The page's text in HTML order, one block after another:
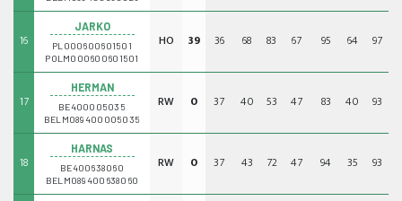
16
JARKO
PL000600601501
POLM000600601501
HO 39 36 68 83 67 95 64 97
17
HERMAN
BE400005035
BELM089400005035
RW 0 37 40 53 47 83 40 93
18
HARNAS
BE400638060
BELM089400638060
RW 0 37 43 72 47 94 35 93